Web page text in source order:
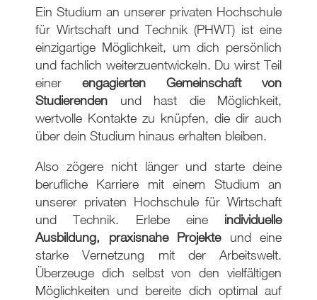
Ein Studium an unserer privaten Hochschule
für Wirtschaft und Technik (PHWT) ist eine
einzigartige Möglichkeit, um dich persönlich
und fachlich weiterzuentwickeln. Du wirst Teil
einer engagierten Gemeinschaft von
Studierenden und hast die Möglichkeit,
wertvolle Kontakte zu knüpfen, die dir auch
über dein Studium hinaus erhalten bleiben.
Also zögere nicht länger und starte deine
berufliche Karriere mit einem Studium an
unserer privaten Hochschule für Wirtschaft
und Technik. Erlebe eine individuelle
Ausbildung, praxisnahe Projekteund eine
starke Vernetzung mit der Arbeitswelt.
Überzeuge dich selbst von den vielfältigen
Möglichkeiten und bereite dich optimal auf